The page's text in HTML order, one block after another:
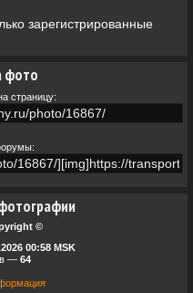
©
00:58 MSK
— 64
фото
страницу:
зарегистрированные